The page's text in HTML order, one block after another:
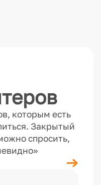
которым есть
Закрытый
спросить,